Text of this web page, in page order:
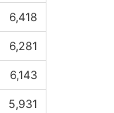
6,418
6,281
6,143
5,931